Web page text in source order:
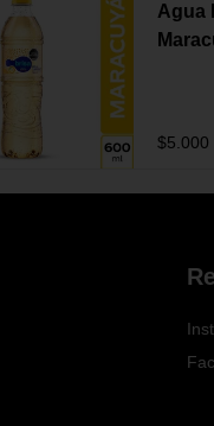
Agua
$5.000